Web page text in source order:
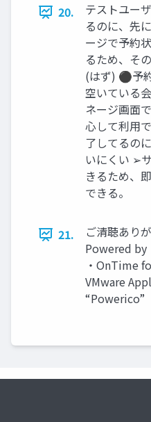
20.
テストユー
るのに、先
ージで予約
るため、そ
(はず) ⚫予
空いている
ネージ画面
心して利用
了してるの
いにくい ➢
きるため、
できる。
21.
ご清聴あり
Powered
・OnTime
VMware
“Powerico”